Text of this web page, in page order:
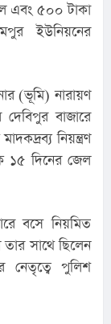
এবং ৫০০ টাকা
ইউনিয়নের
(ভূমি) নারায়ণ
বাজারে
নিয়ন্ত্রণ
দিনের জেল
বসে নিয়মিত
সাথে ছিলেন
নেতৃত্বে পুলিশ